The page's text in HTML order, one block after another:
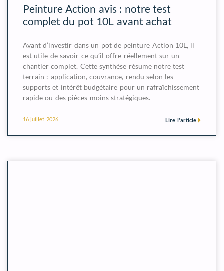
Peinture Action avis : notre test
complet du pot 10L avant achat
Avant d’investir dans un pot de peinture Action 10L, il
est utile de savoir ce qu’il offre réellement sur un
chantier complet. Cette synthèse résume notre test
terrain : application, couvrance, rendu selon les
supports et intérêt budgétaire pour un rafraîchissement
rapide ou des pièces moins stratégiques.
Lire l'article
16 juillet 2026